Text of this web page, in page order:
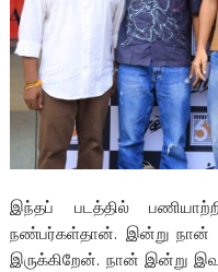
இந்தப் படத்தில்
நண்பர்கள்தான். இன்று நான்
இருக்கிறேன். நான் இன்று